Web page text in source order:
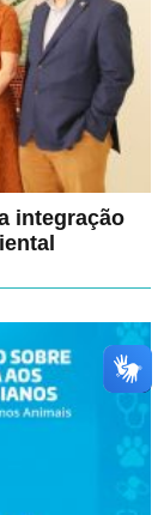
integração